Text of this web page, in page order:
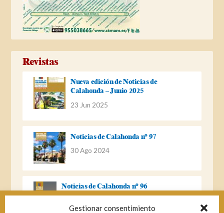
Gestionar consentimiento
Revistas
Nueva edición de Noticias de
Calahonda – Junio 2025
23 Jun 2025
Noticias de Calahonda nº 97
30 Ago 2024
Noticias de Calahonda nº 96